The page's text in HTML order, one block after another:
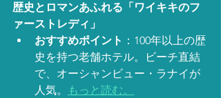
歴史とロマンあふれる「ワイキキのフ
ァーストレディ」
おすすめポイント ：100年以上の歴
史を持つ老舗ホテル。ビーチ直結
で、オーシャンビュー・ラナイが
人気。
もっと読む。